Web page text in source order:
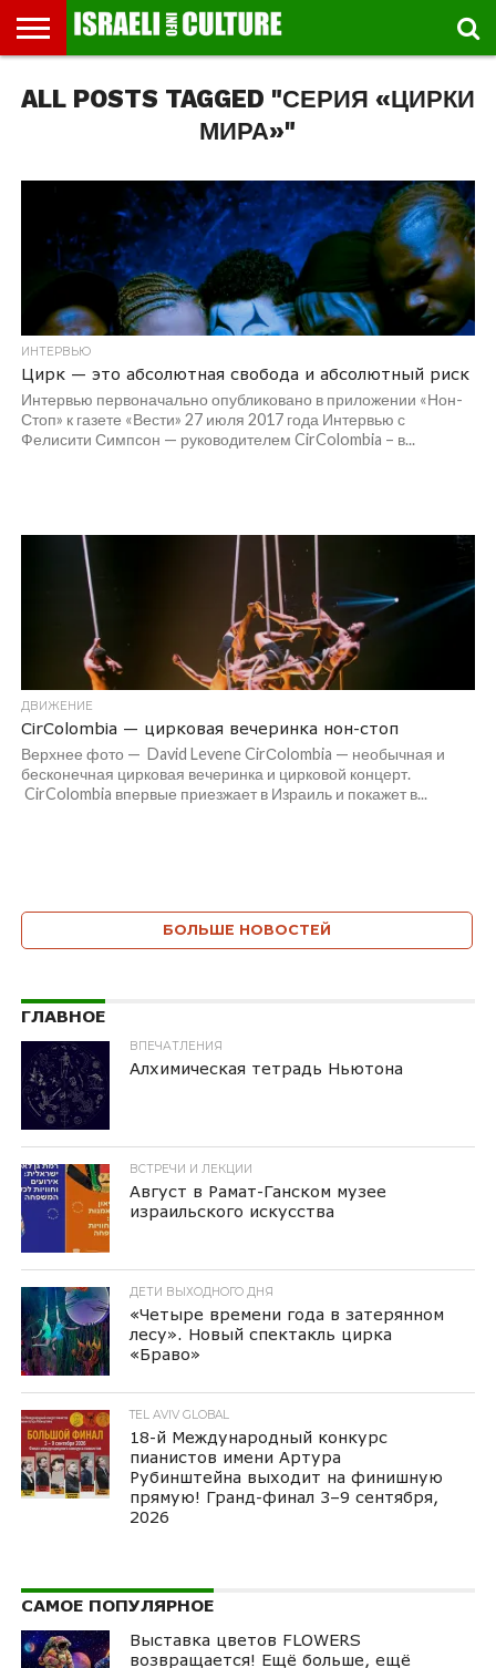
МУЗЕИ
СТРАНА
ФЕСТИВАЛЕЙ
ТЕАТР
КНИГИ.
ТЕКСТЫ
МУЗЫКА
РЕЛИГИЯ/
ИСТОРИЯ
ДВИЖЕНИЕ
ДЕТИ
ВЫХОДНОГО
МАРШРУТЫ
ПРОГУЛЬЩИКА
ВИДЕО-
РЕЧИ
ВПЕЧАТЛЕНИЯ
ВСТРЕЧИ
И
ИНТЕРВЬЮ
КИНО
TEL
AVIV
ALL POSTS TAGGED "СЕРИЯ «ЦИРКИ
МИРА»"
ИНТЕРВЬЮ
Цирк — это абсолютная свобода и абсолютный риск
Интервью первоначально опубликовано в приложении «Нон-
Стоп» к газете «Вести» 27 июля 2017 года Интервью с
Фелисити Симпсон — руководителем CirColombia – в...
ДВИЖЕНИЕ
CirColombia — цирковая вечеринка нон-стоп
Верхнее фото — David Levene CirСolombia — необычная и
бесконечная цирковая вечеринка и цирковой концерт.
CirColombia впервые приезжает в Израиль и покажет в...
БОЛЬШЕ НОВОСТЕЙ
ГЛАВНОЕ
ВПЕЧАТЛЕНИЯ
Алхимическая тетрадь Ньютона
ВСТРЕЧИ И ЛЕКЦИИ
Август в Рамат-Ганском музее
израильского искусства
ДЕТИ ВЫХОДНОГО ДНЯ
«Четыре времени года в затерянном
лесу». Новый спектакль цирка
«Браво»
TEL AVIV GLOBAL
18-й Международный конкурс
пианистов имени Артура
Рубинштейна выходит на финишную
прямую! Гранд-финал 3–9 сентября,
2026
САМОЕ ПОПУЛЯРНОЕ
Выставка цветов FLOWERS
возвращается! Ещё больше, ещё